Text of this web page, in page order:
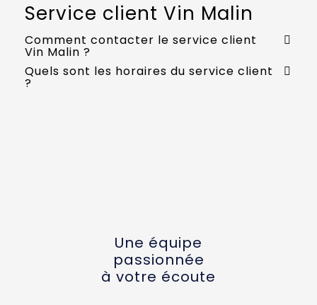
Service client Vin Malin
Comment contacter le service client
Vin Malin ?
Quels sont les horaires du service client
?
Une équipe
passionnée
à votre écoute